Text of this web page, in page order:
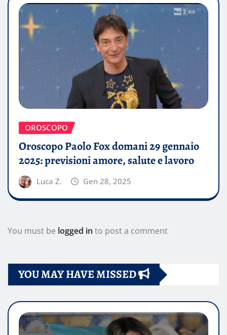
OROSCOPO
Oroscopo Paolo Fox domani 29 gennaio
2025: previsioni amore, salute e lavoro
Luca Z. Gen 28, 2025
You must be logged in to post a comment
YOU MAY HAVE MISSED